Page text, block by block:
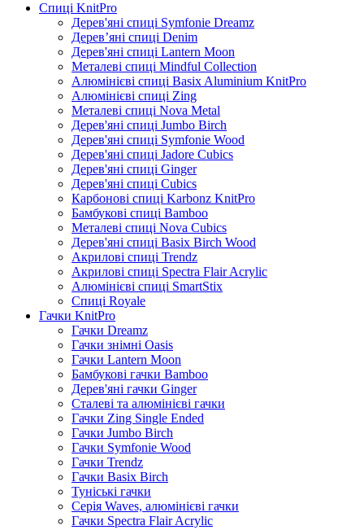
Спиці KnitPro
Дерев'яні спиці Symfonie Dreamz
Дерев’яні спиці Denim
Дерев'яні спиці Lantern Moon
Металеві спиці Mindful Collection
Алюмінієві спиці Basix Aluminium KnitPro
Алюмінієві спиці Zing
Металеві спиці Nova Metal
Дерев'яні спиці Jumbo Birch
Дерев'яні спиці Symfonie Wood
Дерев'яні спиці Jadore Cubics
Дерев'яні спиці Ginger
Дерев'яні спиці Cubics
Карбонові спиці Karbonz KnitPro
Бамбукові спиці Bamboo
Металеві спиці Nova Cubics
Дерев'яні спиці Basix Birch Wood
Акрилові спиці Trendz
Акрилові спиці Spectra Flair Acrylic
Алюмінієві спиці SmartStix
Спиці Royale
Гачки KnitPro
Гачки Dreamz
Гачки знімні Oasis
Гачки Lantern Moon
Бамбукові гачки Bamboo
Дерев'яні гачки Ginger
Сталеві та алюмінієві гачки
Гачки Zing Single Ended
Гачки Jumbo Birch
Гачки Symfonie Wood
Гачки Trendz
Гачки Basix Birch
Туніські гачки
Серія Waves, алюмінієві гачки
Гачки Spectra Flair Acrylic